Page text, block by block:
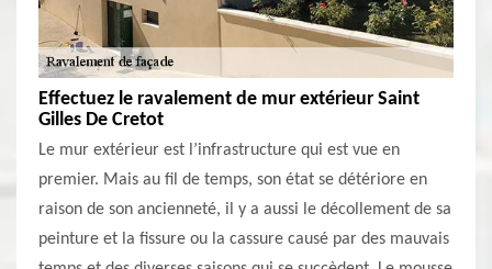
Effectuez le ravalement de mur extérieur Saint
Gilles De Cretot
Le mur extérieur est l’infrastructure qui est vue en
premier. Mais au fil de temps, son état se détériore en
raison de son ancienneté, il y a aussi le décollement de sa
peinture et la fissure ou la cassure causé par des mauvais